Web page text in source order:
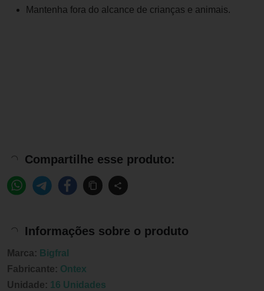
Mantenha fora do alcance de crianças e animais.
Compartilhe esse produto:
Informações sobre o produto
Marca: Bigfral
Fabricante: Ontex
Unidade: 16 Unidades